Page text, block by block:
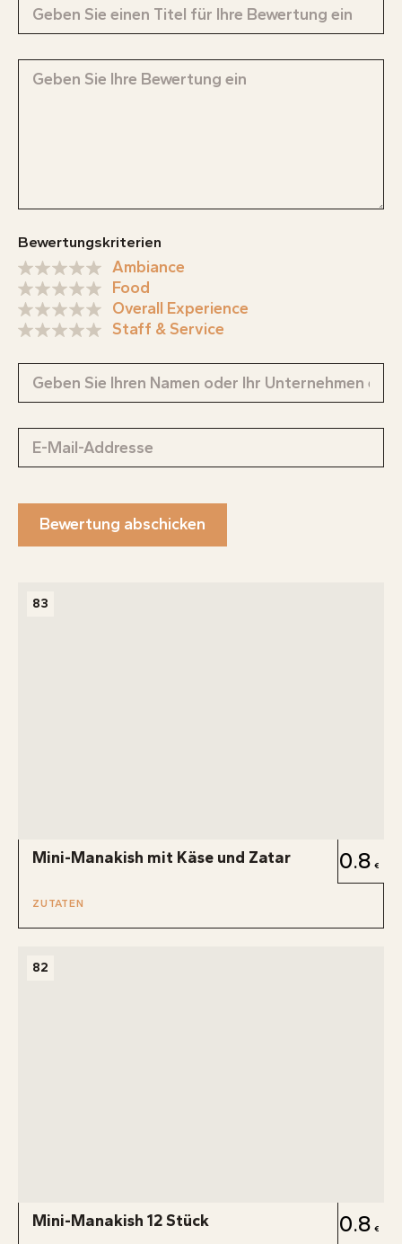
Bewertungskriterien
Ambiance
Food
Overall Experience
Staff & Service
Bewertung abschicken
83
Mini-Manakish mit Käse und Zatar 0.8
ZUTATEN
82
Mini-Manakish 12 Stück 0.8